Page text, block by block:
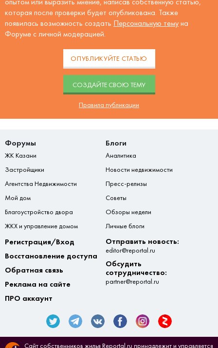
которая после проверки будет опубликована. Также
появилась возможность создать Персональную тему на
Форуме с личной модерацией.
ОПУБЛИКУЙТЕ СТАТЬЮ
CОЗДАЙТЕ СВОЮ ТЕМУ
Правила публикации
Форумы
ЖК Казани
Застройщики
Агентства Недвижимости
Мой дом
Благоустройство двора
ЖКХ и управление домом
Блоги
Аналитика
Новости недвижимости
Пресс-релизы
Советы
Обзоры недели
Личные блоги
Регистрация/Вход
Восстановление доступа
Обратная связь
Реклама на сайте
ПРО аккаунт
Отправить новость:
editor@reportal.ru
Обсудить
сотрудничество:
partner@reportal.ru
Сайт собственников жилья Reportal.ru принадлежит и управляется